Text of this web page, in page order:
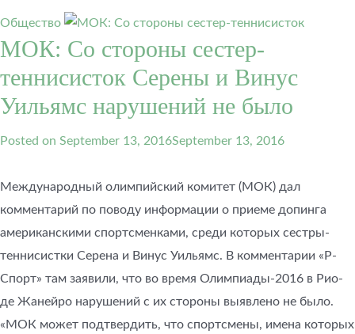
Общество
МОК: Со стороны сестер-
теннисисток Серены и Винус
Уильямс нарушений не было
Posted on September 13, 2016September 13, 2016
Международный олимпийский комитет (МОК) дал
комментарий по поводу информации о приеме допинга
американскими спортсменками, среди которых сестры-
теннисистки Серена и Винус Уильямс. В комментарии «Р-
Спорт» там заявили, что во время Олимпиады-2016 в Рио-
де Жанейро нарушений с их стороны выявлено не было.
«МОК может подтвердить, что спортсмены, имена которых